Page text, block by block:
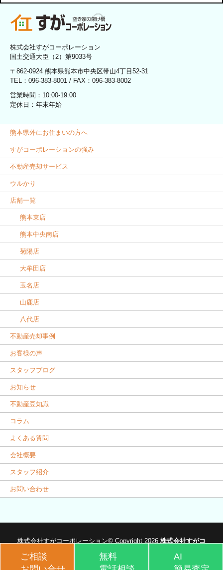
株式会社すがコーポレーション
国土交通大臣（2）第9033号
〒862-0924 熊本県熊本市中央区帯山4丁目52-31
TEL：096-383-8001 / FAX：096-383-8002
営業時間：10:00-19:00
定休日：年末年始
熊本県外にお住まいの方へ
すがコーポレーションの強み
不動産売却サービス
ウルかり
店舗一覧
熊本東店
熊本中央南店
菊陽店
大牟田店
玉名店
山鹿店
八代店
不動産売却事例
お客様の声
スタッフブログ
お知らせ
不動産豆知識
コラム
よくある質問
会社概要
スタッフ紹介
お問い合わせ
株式会社すがコーポレーション© Copyright 2026 株式会社すがコ
ご相談
無料
AI